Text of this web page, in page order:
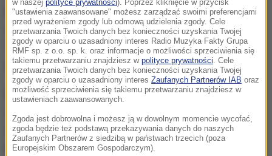
Przypomnijmy, że do zamieszania doszło podczas
ogłaszania zwycięzcy w głównej kategorii
"Najlepszy film". Początkowo ogłoszono, że
laureatem jest "La La Land" Damiena Chazelle.
Ekipa musicalu triumfalnie weszła na scenę. Twórcy
zaczęli już nawet wygłaszać podziękowania, ale po
chwili widać było, że zaniepokojeni rozglądają się na
boki, a na scenie robi się coraz większe
w naszej polityce prywatności). Poprzez kliknięcie w przycisk
"ustawienia zaawansowane" możesz zarządzać swoimi preferencjami
przed wyrażeniem zgody lub odmową udzielenia zgody. Cele
przetwarzania Twoich danych bez konieczności uzyskania Twojej
zgody w oparciu o uzasadniony interes Radio Muzyka Fakty Grupa
RMF sp. z o.o. sp. k. oraz informacje o możliwości sprzeciwienia się
takiemu przetwarzaniu znajdziesz w polityce prywatności . Cele
przetwarzania Twoich danych bez konieczności uzyskania Twojej
zgody w oparciu o uzasadniony interes Zaufanych Partnerów IAB oraz
możliwość sprzeciwienia się takiemu przetwarzaniu znajdziesz w
ustawieniach zaawansowanych.
Zgoda jest dobrowolna i możesz ją w dowolnym momencie wycofać,
zgoda będzie też podstawą przekazywania danych do naszych
Zaufanych Partnerów z siedzibą w państwach trzecich (poza
Europejskim Obszarem Gospodarczym).